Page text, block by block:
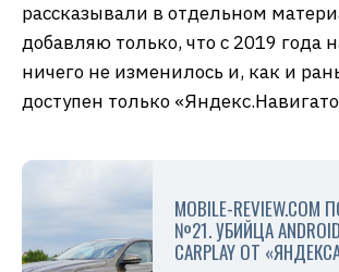
рассказывали в отдельном
добавляю только, что с 2019 года
ничего не изменилось и, как и
доступен только
MOBILE-
№21. УБИЙЦА
CARPLAY ОТ